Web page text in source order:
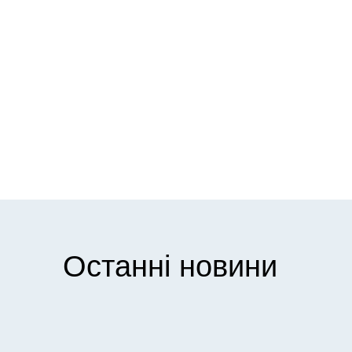
Останні новини